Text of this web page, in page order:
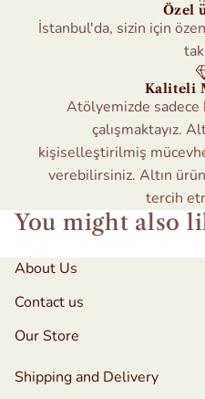
Özel
İstanbul'da, sizin için
Kaliteli
Atölyemizde
çalışmaktayız.
kişiselleştirilmiş
verebilirsiniz. Altın
tercih
You might also
About Us
Contact us
Our Store
Shipping and Delivery